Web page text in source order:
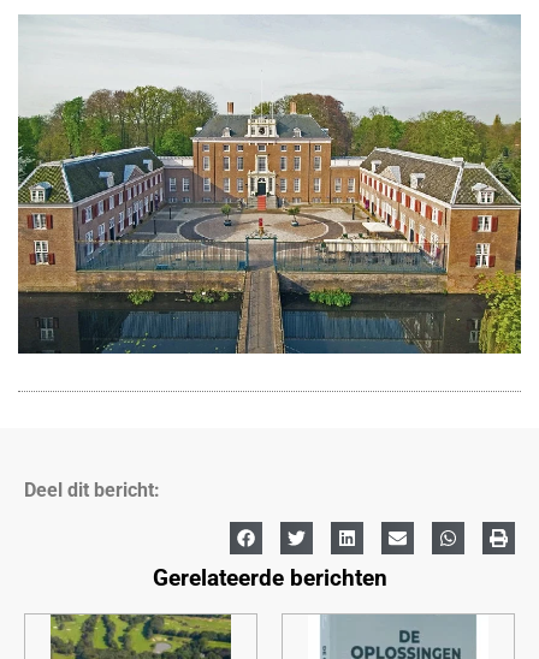
Deel dit bericht:
Gerelateerde berichten